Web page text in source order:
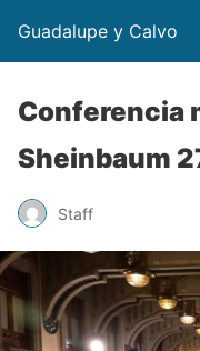
Guadalupe y Calvo
Conferencia
Sheinbaum
Staff